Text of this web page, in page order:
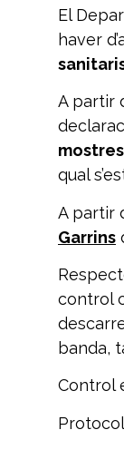
El
haver
A partir
qual
A partir
Garrins
control
banda,
Control